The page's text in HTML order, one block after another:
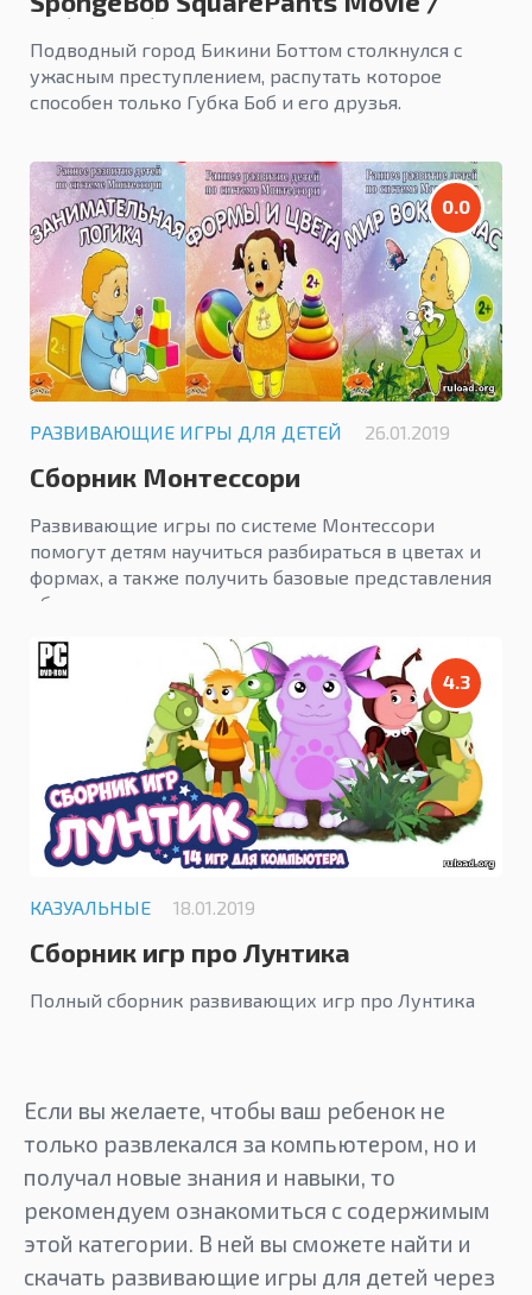
Губка Боб Квадратные Штаны
Подводный город Бикини Боттом столкнулся с
ужасным преступлением, распутать которое
способен только Губка Боб и его друзья.
0.0
РАЗВИВАЮЩИЕ ИГРЫ ДЛЯ ДЕТЕЙ 26.01.2019
Сборник Монтессори
Развивающие игры по системе Монтессори
помогут детям научиться разбираться в цветах и
формах, а также получить базовые представления
об окружающем мире.
4.3
КАЗУАЛЬНЫЕ 18.01.2019
Сборник игр про Лунтика
Полный сборник развивающих игр про Лунтика
Если вы желаете, чтобы ваш ребенок не
только развлекался за компьютером, но и
получал новые знания и навыки, то
рекомендуем ознакомиться с содержимым
этой категории. В ней вы сможете найти и
скачать развивающие игры для детей через